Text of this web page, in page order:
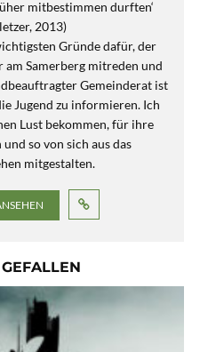
mitbestimmen durften‘
2013)
Gründe dafür, der
am Samerberg mitreden und
Gemeinderat ist
Jugend zu informieren. Ich
Lust bekommen, für ihre
so von sich aus das
mitgestalten.